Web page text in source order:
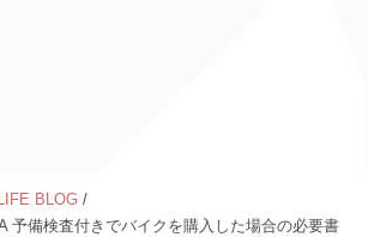
BLOG /
予備検査付きでバイクを購入した場合の必要書